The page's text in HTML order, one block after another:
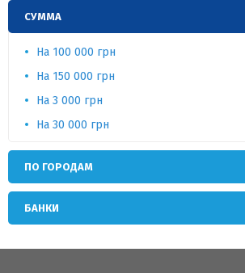
СУММА
На 100 000 грн
На 150 000 грн
На 3 000 грн
На 30 000 грн
ПО ГОРОДАМ
БАНКИ